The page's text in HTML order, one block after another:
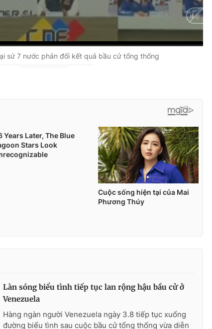
Auto
sứ 7 nước phản đối kết quả bầu cử tổng thống
Làn sóng biểu tình tiếp tục lan rộng hậu bầu cử ở
Venezuela
Hàng ngàn người Venezuela ngày 3.8 tiếp tục xuống
đường biểu tình sau cuộc bầu cử tổng thống vừa diễn